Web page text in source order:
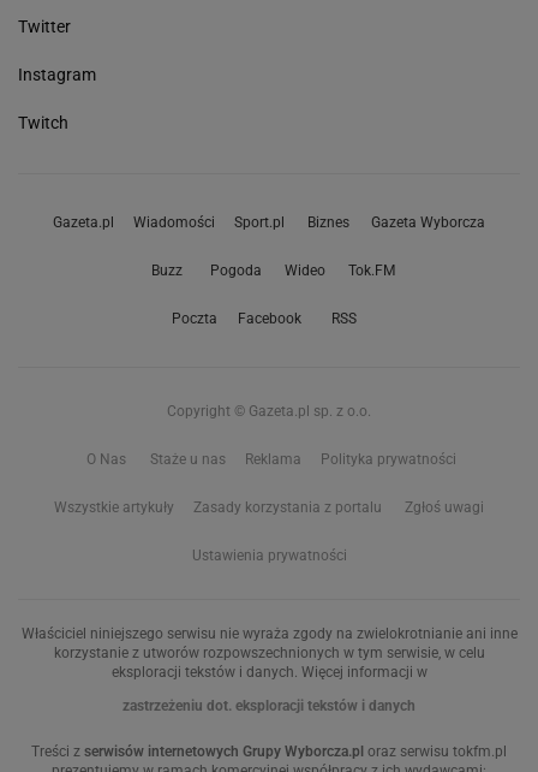
Twitter
Instagram
Twitch
Gazeta.pl Wiadomości Sport.pl Biznes Gazeta Wyborcza
Buzz Pogoda Wideo Tok.FM
Poczta Facebook RSS
Copyright © Gazeta.pl sp. z o.o.
O Nas Staże u nas Reklama Polityka prywatności
Wszystkie artykuły Zasady korzystania z portalu Zgłoś uwagi
Ustawienia prywatności
Właściciel niniejszego serwisu nie wyraża zgody na zwielokrotnianie ani inne
korzystanie z utworów rozpowszechnionych w tym serwisie, w celu
eksploracji tekstów i danych. Więcej informacji w
zastrzeżeniu dot. eksploracji tekstów i danych
Treści z serwisów internetowych Grupy Wyborcza.pl oraz serwisu tokfm.pl